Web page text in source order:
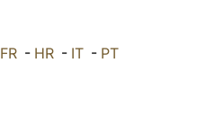
العربيّة FR- HR- IT- PT